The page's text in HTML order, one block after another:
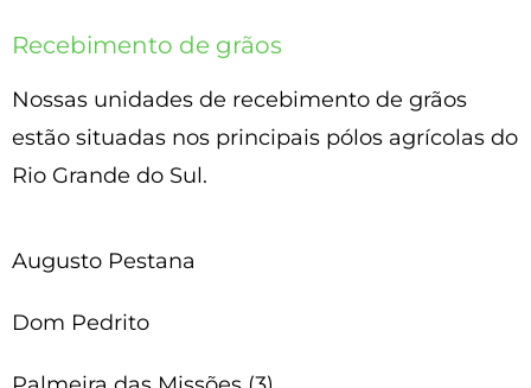
Recebimento de grãos
Nossas unidades de recebimento de grãos
estão situadas nos principais pólos agrícolas do
Rio Grande do Sul.
Augusto Pestana
Dom Pedrito